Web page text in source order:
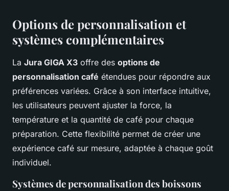
Options de personnalisation et
systèmes complémentaires
La Jura GIGA X3 offre des options de
personnalisation café étendues pour répondre aux
préférences variées. Grâce à son interface intuitive,
les utilisateurs peuvent ajuster la force, la
température et la quantité de café pour chaque
préparation. Cette flexibilité permet de créer une
expérience café sur mesure, adaptée à chaque goût
individuel.
Systèmes de personnalisation des boissons